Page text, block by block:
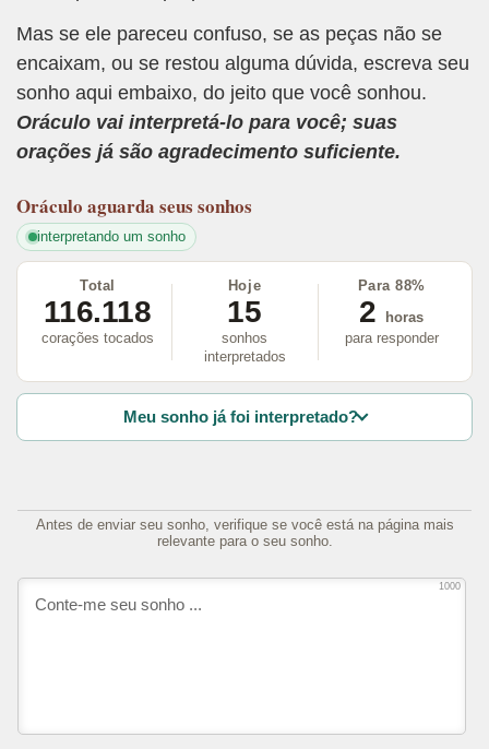
Mas se ele pareceu confuso, se as peças não se
encaixam, ou se restou alguma dúvida, escreva seu
sonho aqui embaixo, do jeito que você sonhou.
Oráculo vai interpretá-lo para você; suas
orações já são agradecimento suficiente.
Oráculo aguarda seus sonhos
interpretando um sonho
Total
116.118
corações tocados
Hoje
15
sonhos
interpretados
Para 88%
2
horas
para responder
Meu sonho já foi interpretado?
Antes de enviar seu sonho, verifique se você está na página mais
relevante para o seu sonho.
1000